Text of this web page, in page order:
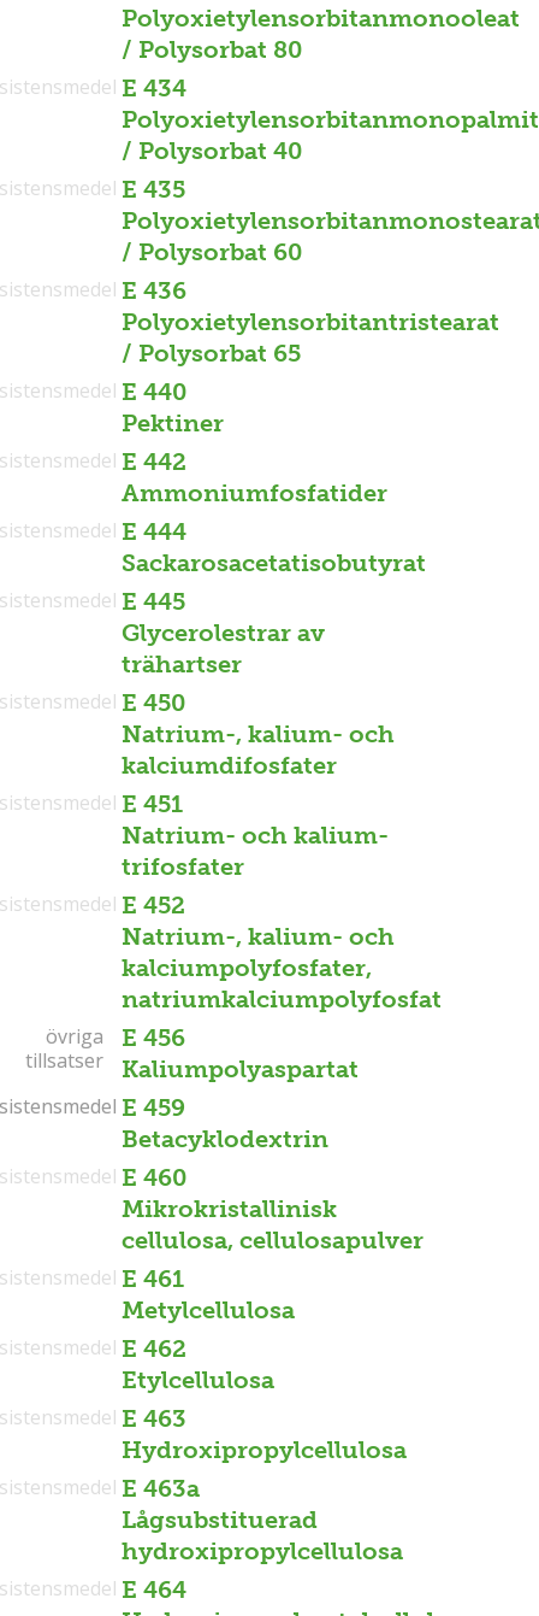
Polyoxietylensorbitanmonooleat
/ Polysorbat 80
E 434
/ Polysorbat 40
E 435
/ Polysorbat 60
E 436
Polyoxietylensorbitantristearat
/ Polysorbat 65
E 440
Pektiner
E 442
Ammoniumfosfatider
E 444
Sackarosacetatisobutyrat
E 445
Glycerolestrar av
trähartser
E 450
Natrium-, kalium- och
kalciumdifosfater
E 451
Natrium- och kalium-
trifosfater
E 452
Natrium-, kalium- och
kalciumpolyfosfater,
natriumkalciumpolyfosfat
E 456
Kaliumpolyaspartat
övriga
tillsatser
övriga
tillsatser
E 459
Betacyklodextrin
E 460
Mikrokristallinisk
cellulosa, cellulosapulver
E 461
Metylcellulosa
E 462
Etylcellulosa
E 463
Hydroxipropylcellulosa
E 463a
Lågsubstituerad
hydroxipropylcellulosa
E 464